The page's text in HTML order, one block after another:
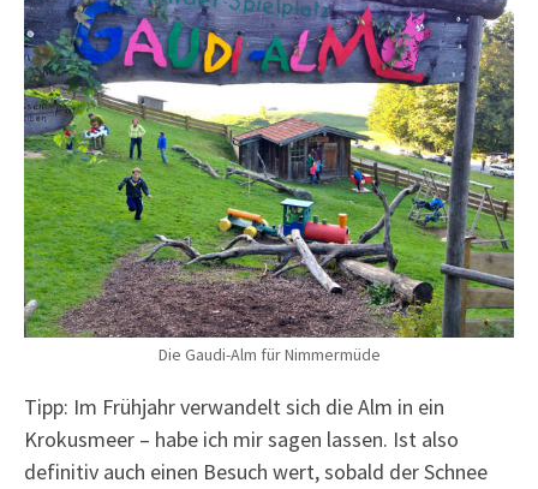
Die Gaudi-Alm für Nimmermüde
Tipp: Im Frühjahr verwandelt sich die Alm in ein
Krokusmeer – habe ich mir sagen lassen. Ist also
definitiv auch einen Besuch wert, sobald der Schnee